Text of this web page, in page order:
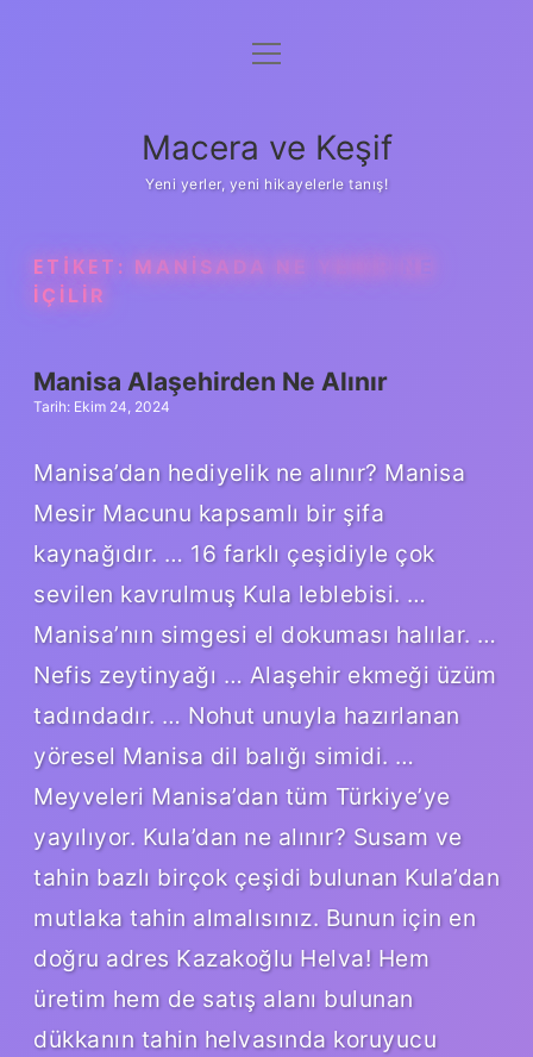
Anasayfa
Yasal Uyarı
menüyü
Macera ve Keşif
Yeni yerler, yeni hikayelerle tanış!
ETIKET: MANISADA NE YENIR NE
IÇILIR
Manisa Alaşehirden Ne Alınır
Tarih: Ekim 24, 2024
Manisa’dan hediyelik ne alınır? Manisa
Mesir Macunu kapsamlı bir şifa
kaynağıdır. … 16 farklı çeşidiyle çok
sevilen kavrulmuş Kula leblebisi. …
Manisa’nın simgesi el dokuması halılar. …
Nefis zeytinyağı … Alaşehir ekmeği üzüm
tadındadır. … Nohut unuyla hazırlanan
yöresel Manisa dil balığı simidi. …
Meyveleri Manisa’dan tüm Türkiye’ye
yayılıyor. Kula’dan ne alınır? Susam ve
tahin bazlı birçok çeşidi bulunan Kula’dan
mutlaka tahin almalısınız. Bunun için en
doğru adres Kazakoğlu Helva! Hem
üretim hem de satış alanı bulunan
dükkanın tahin helvasında koruyucu